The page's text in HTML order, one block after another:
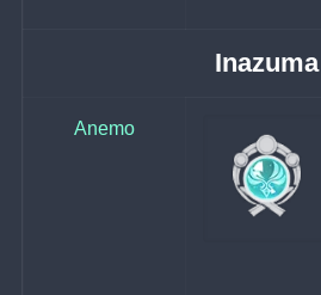
Inazuma
Anemo